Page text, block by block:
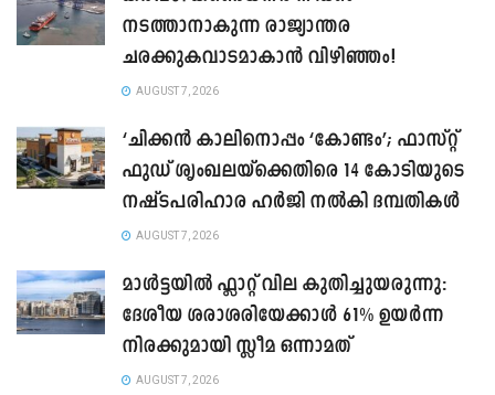
നടത്താനാകുന്ന രാജ്യാന്തര
ചരക്കുകവാടമാകാൻ വിഴിഞ്ഞം!
AUGUST 7, 2026
‘ചിക്കൻ കാലിനൊപ്പം ‘കോണ്ടം’; ഫാസ്റ്റ്
ഫുഡ് ശൃംഖലയ്ക്കെതിരെ 14 കോടിയുടെ
നഷ്ടപരിഹാര ഹർജി നൽകി ദമ്പതികൾ
AUGUST 7, 2026
മാൾട്ടയിൽ ഫ്ലാറ്റ് വില കുതിച്ചുയരുന്നു:
ദേശീയ ശരാശരിയേക്കാൾ 61% ഉയർന്ന
നിരക്കുമായി സ്ലീമ ഒന്നാമത്
AUGUST 7, 2026